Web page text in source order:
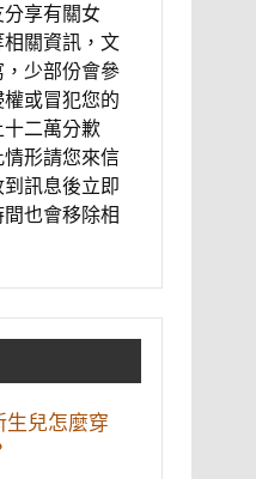
分享有關女
關資訊，文
少部份會參
或冒犯您的
二萬分歉
形請您來信
訊息後立即
也會移除相
生兒怎麼穿